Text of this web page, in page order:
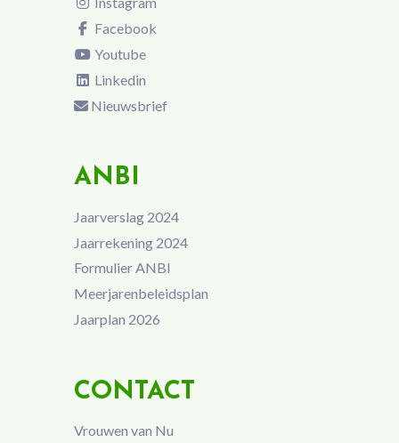
Facebook
Youtube
Linkedin
Nieuwsbrief
ANBI
Jaarverslag 2024
Jaarrekening 2024
Formulier ANBI
Meerjarenbeleidsplan
Jaarplan 2026
CONTACT
Vrouwen van Nu